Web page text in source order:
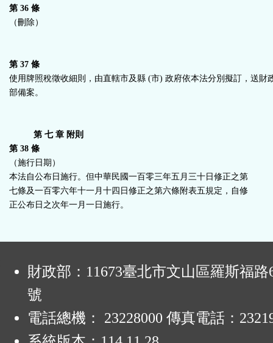
第 36 條
（刪除）
第 37 條
使用牌照稅徵收細則，由直轄市及縣 (市) 政府依本法分別擬訂，送財
部備案。
第 七 章 附則
第 38 條
（施行日期）
本法自公布日施行。但中華民國一百零三年五月三十日修正之第
七條及一百零六年十一月十四日修正之第六條附表五規定，自修
正公布日之次年一月一日施行。
財政部：11673臺北市文山區羅斯福路
號
電話總機： 23228000 傳真電話：